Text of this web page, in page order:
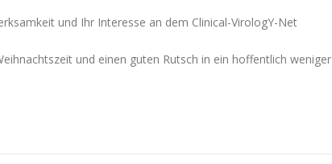
und Ihr Interesse an dem Clinical-VirologY-Net
und einen guten Rutsch in ein hoffentlich weniger